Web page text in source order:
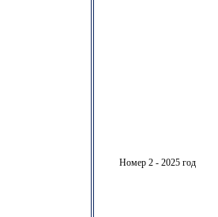
Номер 2 - 2025 год